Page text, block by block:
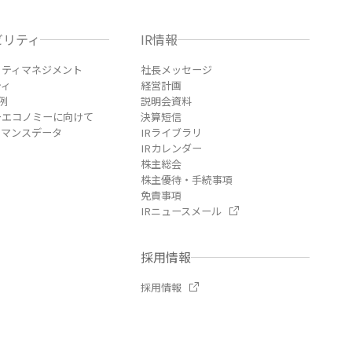
ティ
ィマネジメント
コノミーに向けて
ンスデータ
IR情報
社長メッセージ
経営計画
説明会資料
決算短信
IRライブラリ
IRカレンダー
株主総会
株主優待・手続事項
免責事項
IRニュースメール
採用情報
採用情報